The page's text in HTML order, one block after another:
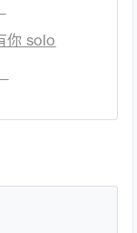
你 solo